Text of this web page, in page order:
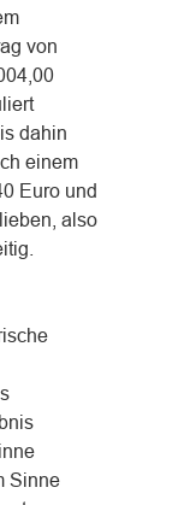
von
dahin
einem
Euro und
also
Sinne